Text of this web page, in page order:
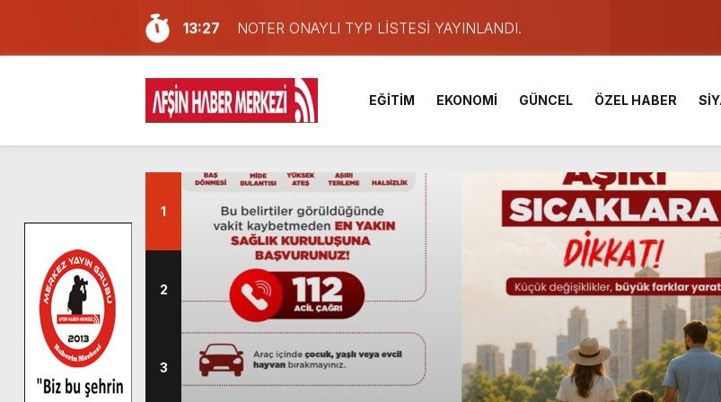
13:27
NOTER ONAYLI TYP LİSTESİ YAYINLANDI.
11:22
KAFUM Fuar Alanı Bulut ve Yavuz’un Ezgileriyle Şenlendi.
8:06
Afşinli bir hemşehrimizin de olduğu Filistin Konvoyu, güçlenerek ilerliyor.
14:05
Madrigal, Perşembe Günü KAFUM’da Sahne Alacak.
7:39
KEDİNİZ Mİ VAR?
7:27
Cumhurbaşkanı Erdoğan, Ayser Çalık Ortaokulu Şehitlerinin Aileleriyle Bir
Afşin Heyetinden Kaymakam Muammer Sarıdoğan’a Beşikdüzü’nde
10:34
Vatandaşlardan Ağustos Fuarı’na Tam Not.
Pusula Maraş Kamplarında 2 Bin Genç Doğa ve Bilimle Buluştu.
Uluslararası Bisiklet Yarışması’nda En Zorlu Etap Tamamlandı.
EĞİTİM EKONOMİ GÜNCEL ÖZEL HABER
1
2
3